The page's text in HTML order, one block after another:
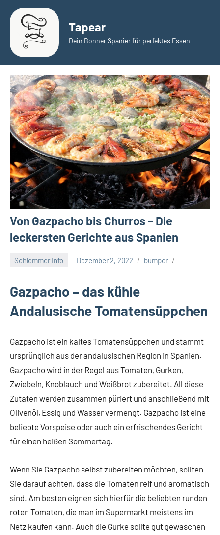
Inhalt
springen
Tapear
Dein Bonner Spanier für perfektes Essen
Von Gazpacho bis Churros – Die
leckersten Gerichte aus Spanien
Schlemmer Info Dezember 2, 2022 bumper
Gazpacho – das kühle
Andalusische Tomatensüppchen
Gazpacho ist ein kaltes Tomatensüppchen und stammt
ursprünglich aus der andalusischen Region in Spanien.
Gazpacho wird in der Regel aus Tomaten, Gurken,
Zwiebeln, Knoblauch und Weißbrot zubereitet. All diese
Zutaten werden zusammen püriert und anschließend mit
Olivenöl, Essig und Wasser vermengt. Gazpacho ist eine
beliebte Vorspeise oder auch ein erfrischendes Gericht
für einen heißen Sommertag.
Wenn Sie Gazpacho selbst zubereiten möchten, sollten
Sie darauf achten, dass die Tomaten reif und aromatisch
sind. Am besten eignen sich hierfür die beliebten runden
roten Tomaten, die man im Supermarkt meistens im
Netz kaufen kann. Auch die Gurke sollte gut gewaschen